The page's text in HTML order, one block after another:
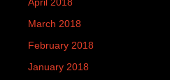
April 2018
March 2018
February 2018
January 2018